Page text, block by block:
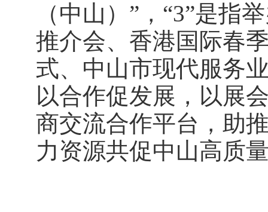
（中山）”，“3”是指
推介会、香港国际春
式、中山市现代服务
以合作促发展，以展
商交流合作平台，助
力资源共促中山高质